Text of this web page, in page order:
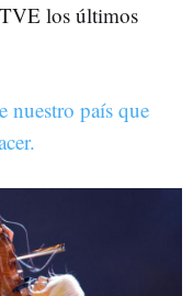
los últimos
nuestro país que